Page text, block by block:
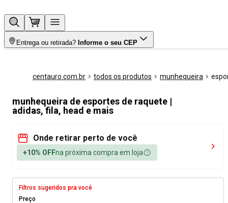
Entrega ou retirada? Informe o seu CEP
centauro.com.br todos os produtos munhequeira
munhequeira de esportes de raquete |
adidas, fila, head e mais
Onde retirar perto de você
+10% OFFna próxima compra em loja
Filtros sugeridos pra você
Preço